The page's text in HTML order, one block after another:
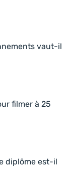
vaut-il
filmer à 25
diplôme est-il